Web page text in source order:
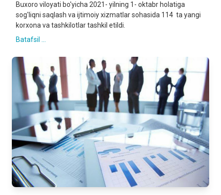
Buxoro viloyati bo'yicha 2021- yilning 1- oktabr holatiga
sog'liqni saqlash va ijtimoiy xizmatlar sohasida 114 ta yangi
korxona va tashkilotlar tashkil etildi.
Batafsil ...